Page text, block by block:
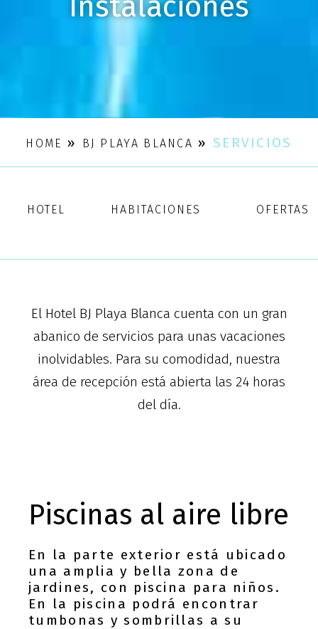
HOME » BJ PLAYA BLANCA » SERVICIOS
HOTEL HABITACIONES OFERTAS
El Hotel BJ Playa Blanca cuenta con un gran
abanico de servicios para unas vacaciones
inolvidables. Para su comodidad, nuestra
área de recepción está abierta las 24 horas
del día.
Piscinas al aire libre
En la parte exterior está ubicado
una amplia y bella zona de
jardines, con piscina para niños.
En la piscina podrá encontrar
tumbonas y sombrillas a su